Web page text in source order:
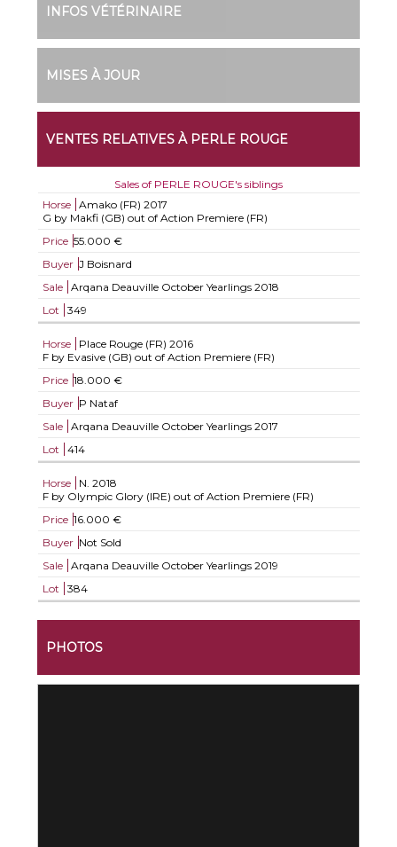
INFOS VÉTÉRINAIRE
MISES À JOUR
VENTES RELATIVES À PERLE ROUGE
Sales of PERLE ROUGE's siblings
Horse
Amako (FR) 2017
G by Makfi (GB) out of Action Premiere (FR)
Price 55.000 €
Buyer J Boisnard
Sale
Arqana Deauville October Yearlings 2018
Lot
349
Horse Place Rouge (FR) 2016
F by Evasive (GB) out of Action Premiere (FR)
Price 18.000 €
Buyer P Nataf
Sale
Arqana Deauville October Yearlings 2017
Lot
414
Horse N. 2018
F by Olympic Glory (IRE) out of Action Premiere (FR)
Price 16.000 €
Buyer Not Sold
Sale
Arqana Deauville October Yearlings 2019
Lot
384
PHOTOS